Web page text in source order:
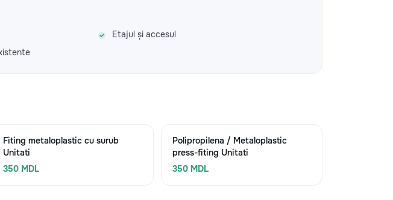
Etajul și accesul
Fiting metaloplastic cu surub
Unitati
350 MDL
Polipropilena / Metaloplastic
press-fiting Unitati
350 MDL